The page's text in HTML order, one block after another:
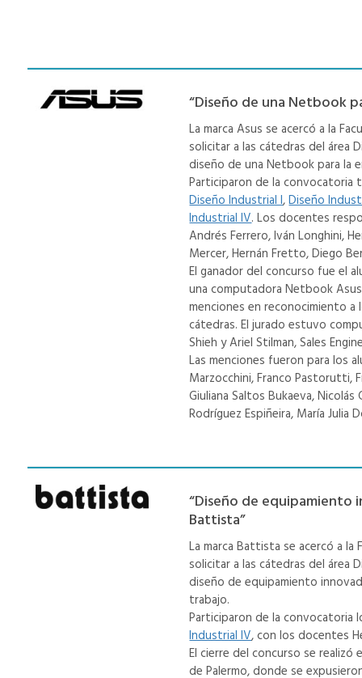
“Diseño de una Netbook
La marca Asus se acercó a la
solicitar a las cátedras del área
diseño de una Netbook para la
Participaron de la convocatoria
Diseño Industrial I,Diseño
Industrial IV. Los docentes
Andrés Ferrero, Iván Longhini,
Mercer, Hernán Fretto, Diego
El ganador del concurso fue el
una computadora Netbook
menciones en reconocimiento
cátedras. El jurado estuvo
Shieh y Ariel Stilman, Sales
Las menciones fueron para los
Marzocchini, Franco Pastorutti,
Giuliana Saltos Bukaeva,
Rodríguez Espiñeira, María Julia
“Diseño de equipamiento
Battista”
La marca Battista se acercó a la
solicitar a las cátedras del área
diseño de equipamiento
trabajo.
Participaron de la convocatoria
Industrial IV, con los docentes
El cierre del concurso se
de Palermo, donde se